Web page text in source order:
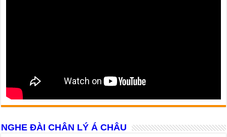
NGHE ĐÀI CHÂN LÝ Á CHÂU